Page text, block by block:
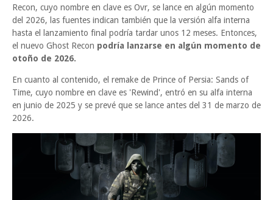
Recon, cuyo nombre en clave es Ovr, se lance en algún momento
del 2026, las fuentes indican también que la versión alfa interna
hasta el lanzamiento final podría tardar unos 12 meses. Entonces,
el nuevo Ghost Recon podría lanzarse en algún momento de
otoño de 2026.
En cuanto al contenido, el remake de Prince of Persia: Sands of
Time, cuyo nombre en clave es 'Rewind', entró en su alfa interna
en junio de 2025 y se prevé que se lance antes del 31 de marzo de
2026.